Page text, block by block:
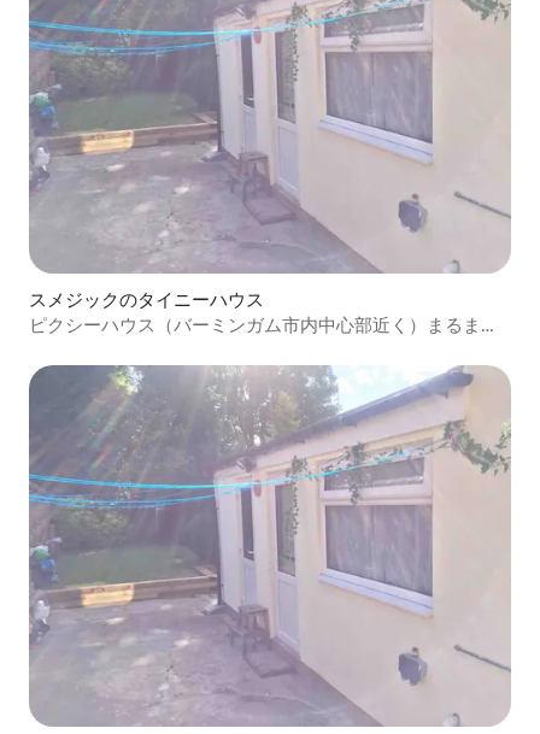
スメジックのタイニーハウス
ピクシーハウス（バーミンガム市内中心部近く）まるまる